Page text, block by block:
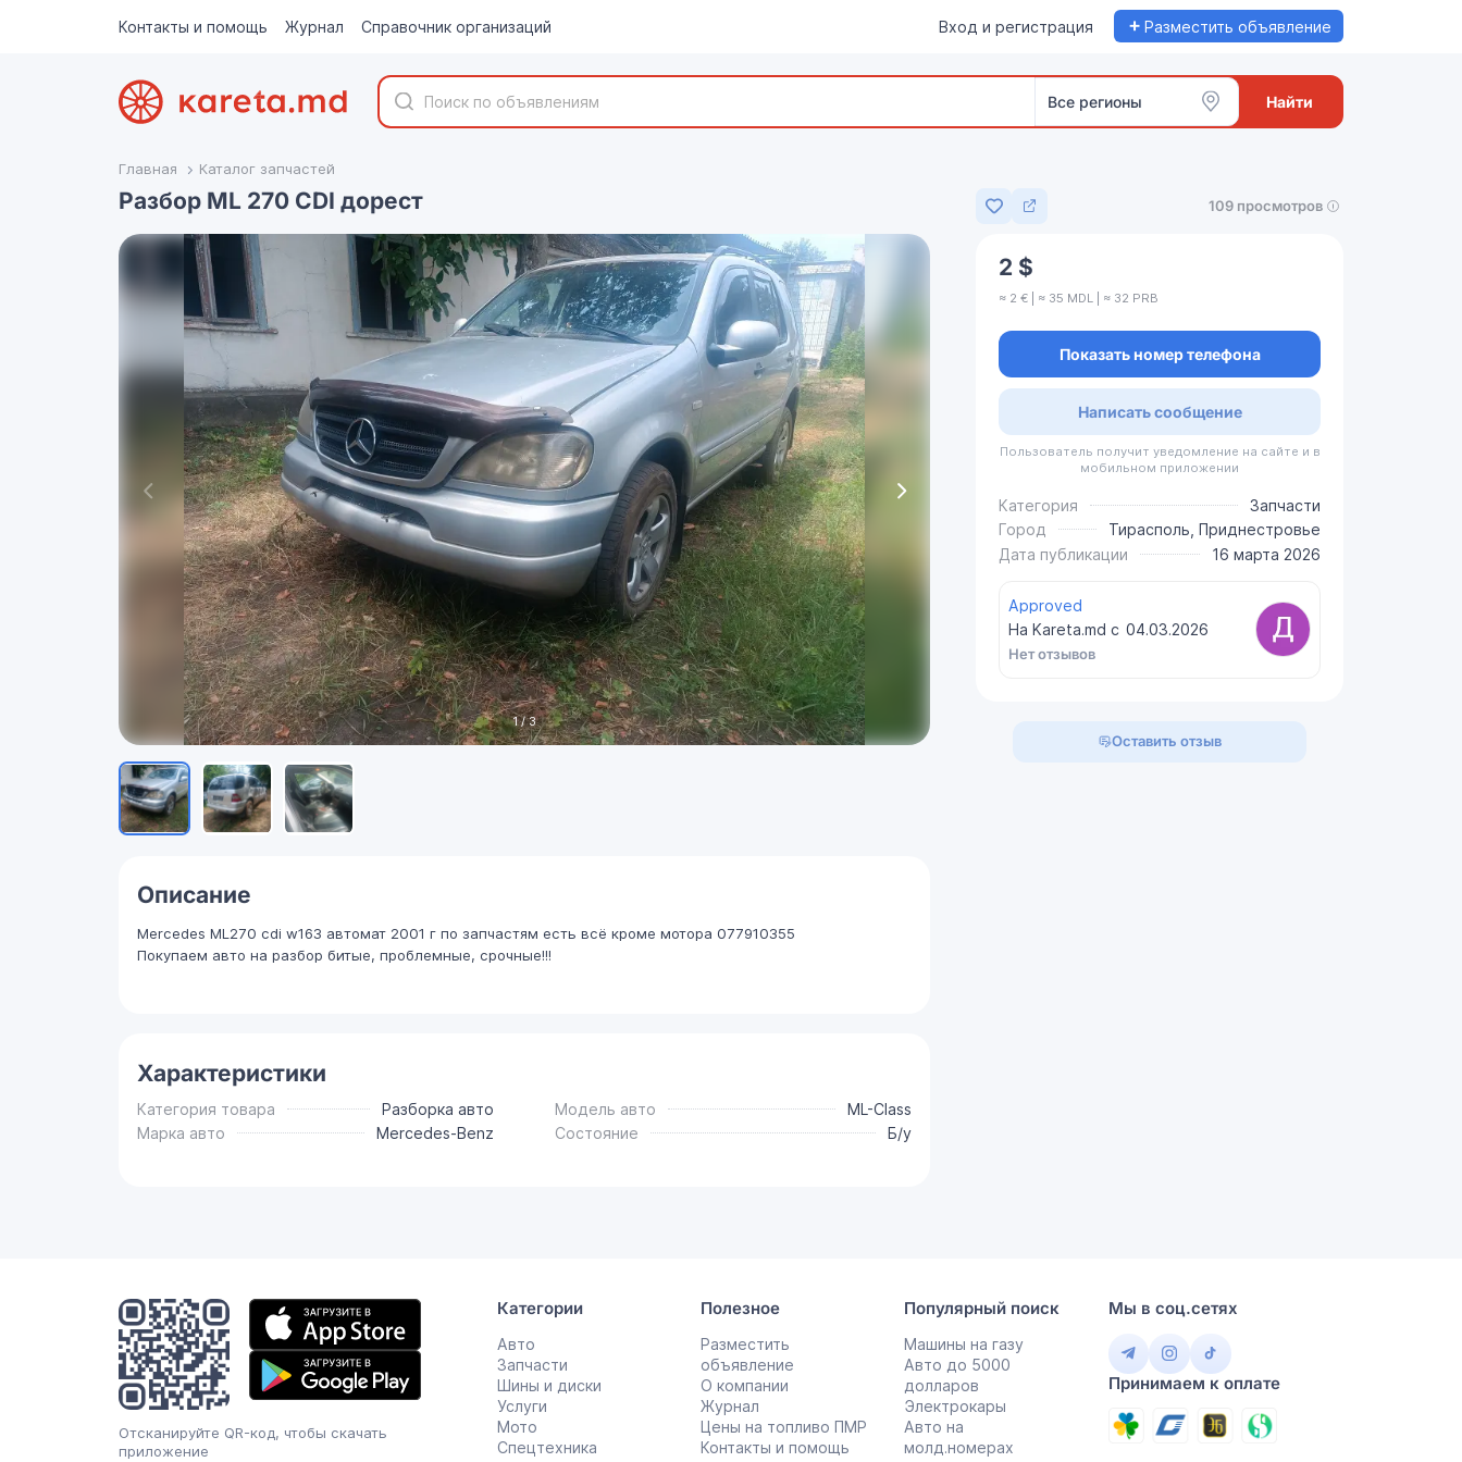
Контакты и помощь Журнал Справочник организаций Вход и регистрация + Разместить объявление
Все регионы Найти
Главная Каталог запчастей
Разбор ML 270 CDI дорест
Добавить в избранное
109 просмотров
1/3
Описание
Mercedes ML270 cdi w163 автомат 2001 г по запчастям есть всё кроме мотора 077910355
Покупаем авто на разбор битые, проблемные, срочные!!!
Характеристики
Категория товара
Разборка авто
Марка авто
Mercedes-Benz
Модель авто
ML-Class
Состояние
Б/у
2 $
≈ 2 € | ≈ 35 MDL | ≈ 32 PRB
Показать номер телефона
Написать сообщение
Пользователь получит уведомление на сайте и в
мобильном приложении
Категория
Запчасти
Город
Тирасполь, Приднестровье
Дата публикации
16 марта 2026
Approved
На Kareta.md с 04.03.2026
Нет отзывов
Оставить отзыв
Мобильное
приложение
Отсканируйте QR-код, чтобы скачать
приложение
Категории
Авто
Запчасти
Шины и диски
Услуги
Мото
Спецтехника
Полезное
Разместить
объявление
О компании
Журнал
Цены на топливо ПМР
Контакты и помощь
Популярный поиск
Машины на газу
Авто до 5000
долларов
Электрокары
Авто на
молд.номерах
Мы в соц.сетях
Принимаем к оплате